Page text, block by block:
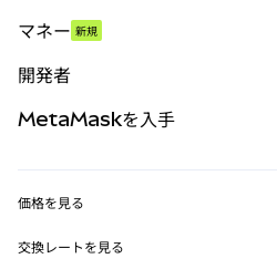
パーペチュアル
RWA
マネー 新規
開発者
MetaMask Connect
MetaMaskを入手
価格を見る
イーサリアムの価格
交換レートを見る